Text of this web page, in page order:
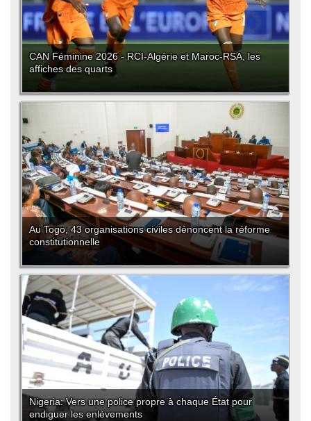
CAN Féminine 2026 - RCI-Algérie et Maroc-RSA, les
affiches des quarts
Au Togo, 43 organisations civiles dénoncent la réforme
constitutionnelle
Nigeria: Vers une police propre à chaque État pour
endiguer les enlèvements